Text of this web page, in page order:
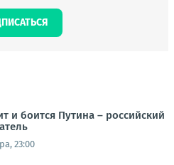
и боится Путина – российский
23:00